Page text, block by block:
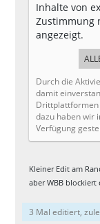
Inhalte von
Zustimmung
angezeigt.
Durch die
damit
dazu haben wir
Verfügung
Kleiner Edit am
aber WBB
3 Mal editiert,